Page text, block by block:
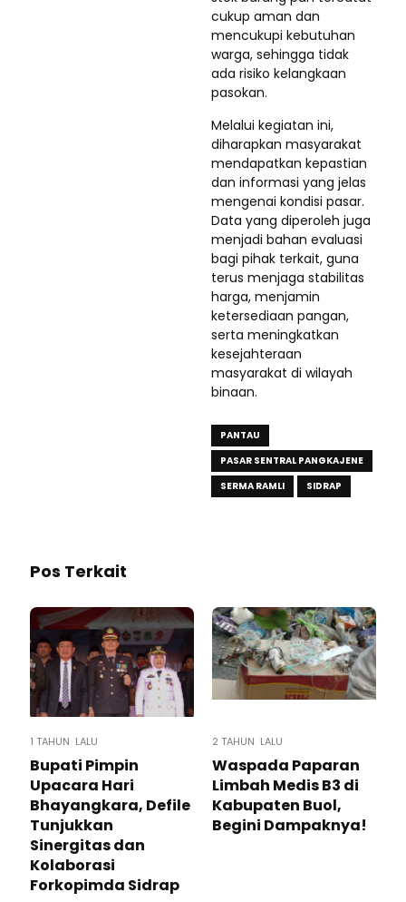
cukup aman dan
mencukupi kebutuhan
warga, sehingga tidak
ada risiko kelangkaan
pasokan.
Melalui kegiatan ini,
diharapkan masyarakat
mendapatkan kepastian
dan informasi yang jelas
mengenai kondisi pasar.
Data yang diperoleh juga
menjadi bahan evaluasi
bagi pihak terkait, guna
terus menjaga stabilitas
harga, menjamin
ketersediaan pangan,
serta meningkatkan
kesejahteraan
masyarakat di wilayah
binaan.
PANTAU
PASAR SENTRAL PANGKAJENE
SERMA RAMLI
SIDRAP
Pos Terkait
1 TAHUN LALU
Bupati Pimpin
Upacara Hari
Bhayangkara, Defile
Tunjukkan
Sinergitas dan
Kolaborasi
Forkopimda Sidrap
2 TAHUN LALU
Waspada Paparan
Limbah Medis B3 di
Kabupaten Buol,
Begini Dampaknya!